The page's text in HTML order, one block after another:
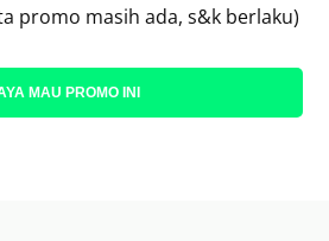
promo masih ada, s&k berlaku)
MAU PROMO INI